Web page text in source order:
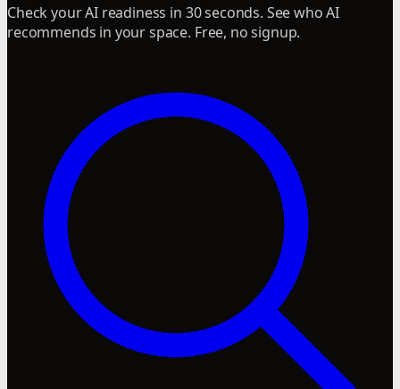
Check your AI readiness in 30 seconds. See who AI
recommends in your space. Free, no signup.